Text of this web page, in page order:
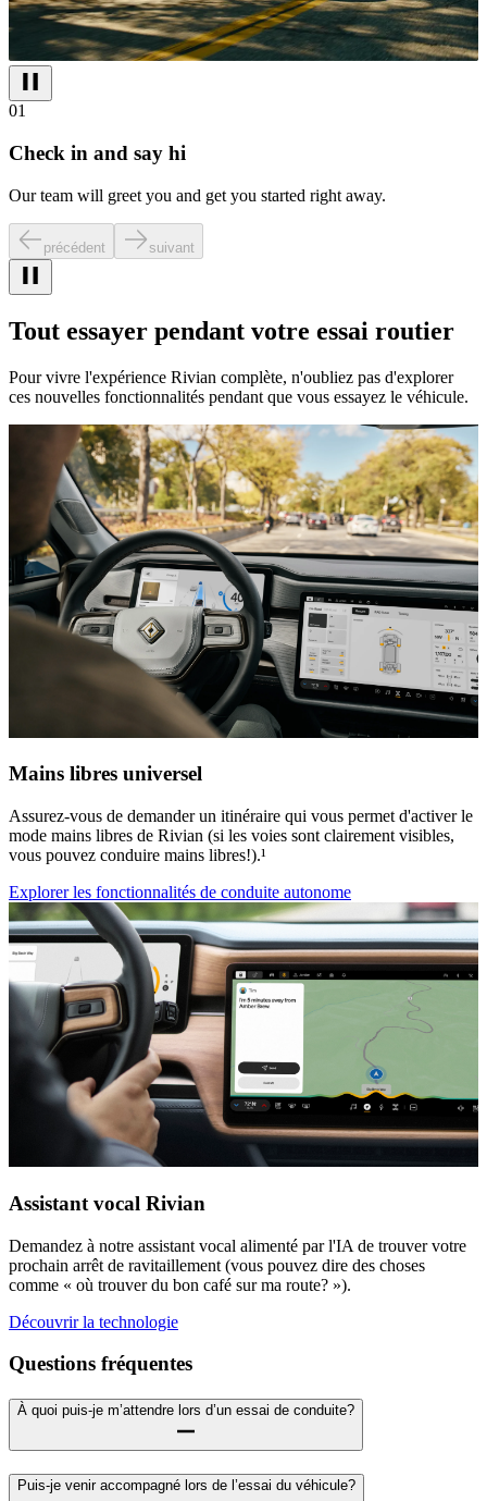
01
Check in and say hi
Our team will greet you and get you started right away.
précédent suivant
Tout essayer pendant votre essai routier
Pour vivre l'expérience Rivian complète, n'oubliez pas d'explorer
ces nouvelles fonctionnalités pendant que vous essayez le véhicule.
Mains libres universel
Assurez-vous de demander un itinéraire qui vous permet d'activer le
mode mains libres de Rivian (si les voies sont clairement visibles,
vous pouvez conduire mains libres!).¹
Explorer les fonctionnalités de conduite autonome
Assistant vocal Rivian
Demandez à notre assistant vocal alimenté par l'IA de trouver votre
prochain arrêt de ravitaillement (vous pouvez dire des choses
comme « où trouver du bon café sur ma route? »).
Découvrir la technologie
Questions fréquentes
À quoi puis-je m’attendre lors d’un essai de conduite?
Puis-je venir accompagné lors de l’essai du véhicule?